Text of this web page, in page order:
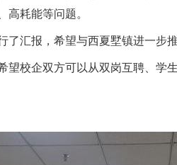
高耗能等问题。
汇报，希望与西夏墅镇进一步推
望校企双方可以从双岗互聘、